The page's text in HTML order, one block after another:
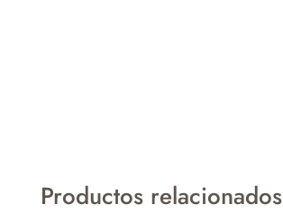
Productos relacionados